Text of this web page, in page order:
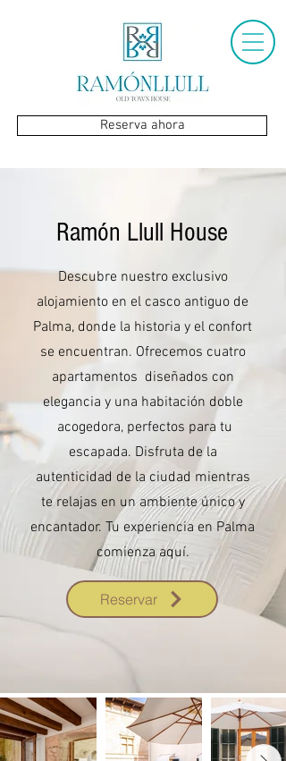
Reserva ahora
Ramón Llull House
Descubre nuestro exclusivo
alojamiento en el casco antiguo de
Palma, donde la historia y el confort
se encuentran. Ofrecemos cuatro
apartamentos diseñados con
elegancia y una habitación doble
acogedora, perfectos para tu
escapada. Disfruta de la
autenticidad de la ciudad mientras
te relajas en un ambiente único y
encantador. Tu experiencia en Palma
comienza aquí.
Reservar